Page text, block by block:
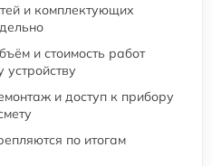
и комплектующих
и стоимость работ
и доступ к прибору
по итогам